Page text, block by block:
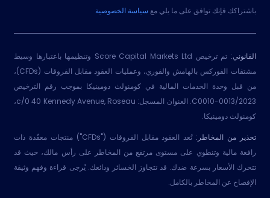
باشتراكك فإنك توافق على ما يلي مع سياسة الخصوصية
القانوني:
تم ترخيص Score Capital Markets Ltd وتنظيمها باعتبارها وسيط
مشتقات الفوركس بالهامش والفوري، وعمليات العقود مقابل الفروقات (CFDs)،
من قبل وحدة الخدمات المالية في كومنولث دومينيكا بموجب رقم الترخيص
2023/C0010-0013. العنوان المسجل: c/0 40 Kennedy Avenue, Roseau،
كومنولث دومينيكا.
تحذير من المخاطر:
تُعد العقود مقابل الفروقات ("CFDs") منتجات معقّدة ذات
رافعة مالية وتنطوي على مستوى مرتفع من المخاطر على رأس مالك، حيث قد
تتحرك الأسعار بسرعة ضدك. قد تتجاوز الخسائر ودائعك. يُرجى قراءة وفهم وثيقة
الإفصاح عن المخاطر بالكامل.